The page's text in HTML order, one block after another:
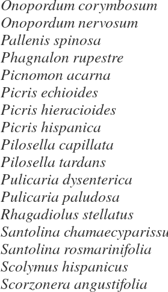
Onopordum corymbosum
Onopordum nervosum
Pallenis spinosa
Phagnalon rupestre
Picnomon acarna
Picris echioides
Picris hieracioides
Picris hispanica
Pilosella capillata
Pilosella tardans
Pulicaria dysenterica
Pulicaria paludosa
Rhagadiolus stellatus
Santolina
Santolina rosmarinifolia
Scolymus hispanicus
Scorzonera angustifolia